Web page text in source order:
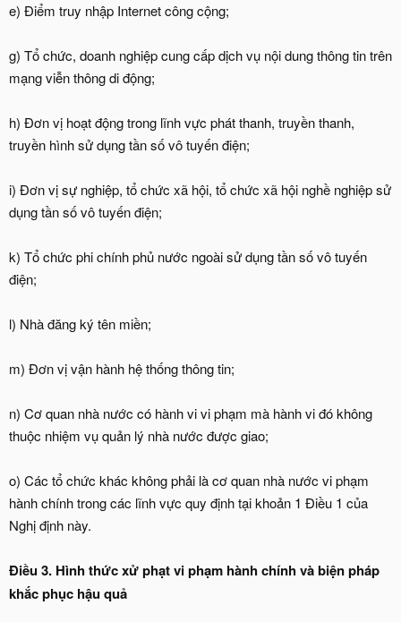
e) Điểm truy nhập Internet công cộng;
g) Tổ chức, doanh nghiệp cung cấp dịch vụ nội dung thông tin trên
mạng viễn thông di động;
h) Đơn vị hoạt động trong lĩnh vực phát thanh, truyền thanh,
truyền hình sử dụng tần số vô tuyến điện;
i) Đơn vị sự nghiệp, tổ chức xã hội, tổ chức xã hội nghề nghiệp sử
dụng tần số vô tuyến điện;
k) Tổ chức phi chính phủ nước ngoài sử dụng tần số vô tuyến
điện;
l) Nhà đăng ký tên miền;
m) Đơn vị vận hành hệ thống thông tin;
n) Cơ quan nhà nước có hành vi vi phạm mà hành vi đó không
thuộc nhiệm vụ quản lý nhà nước được giao;
o) Các tổ chức khác không phải là cơ quan nhà nước vi phạm
hành chính trong các lĩnh vực quy định tại khoản 1 Điều 1 của
Nghị định này.
Điều 3. Hình thức xử phạt vi phạm hành chính và biện pháp
khắc phục hậu quả